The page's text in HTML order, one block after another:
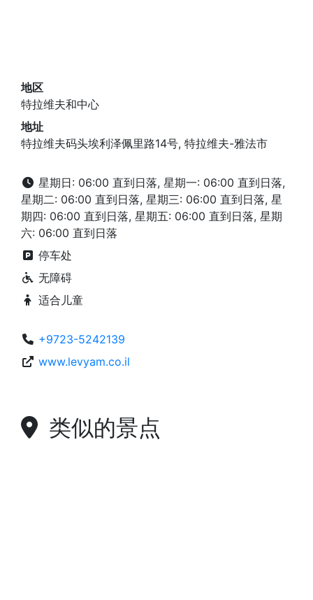
地区
特拉维夫和中心
地址
特拉维夫码头埃利泽佩里路14号, 特拉维夫-雅法市
星期日: 06:00 直到日落, 星期一: 06:00 直到日落,
星期二: 06:00 直到日落, 星期三: 06:00 直到日落, 星
期四: 06:00 直到日落, 星期五: 06:00 直到日落, 星期
六: 06:00 直到日落
停车处
无障碍
适合儿童
+9723-5242139
www.levyam.co.il
类似的景点